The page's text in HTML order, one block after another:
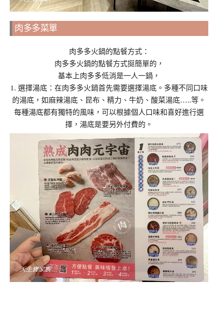
肉多多菜單
肉多多火鍋的點餐方式：
肉多多火鍋的點餐方式挺簡單的，
基本上肉多多低消是一人一鍋，
1. 選擇湯底：在肉多多火鍋首先需要選擇湯底。多種不同口味
的湯底，如麻辣湯底、昆布、精力、牛奶、酸菜湯底…..等。
每種湯底都有獨特的風味，可以根據個人口味和喜好進行選
擇，湯底是要另外付費的。